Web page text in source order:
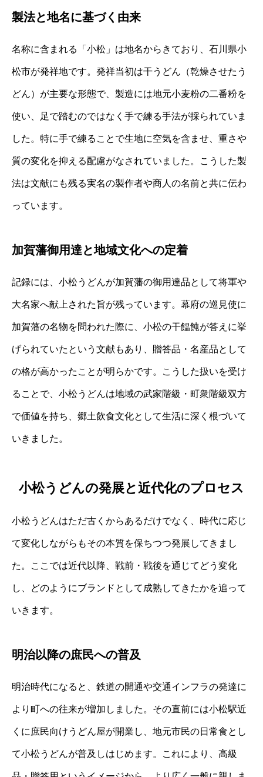
製法と地名に基づく由来
名称に含まれる「小松」は地名からきており、石川県小
松市が発祥地です。発祥当初は干うどん（乾燥させたう
どん）が主要な形態で、製造には地元小麦粉の二番粉を
使い、足で踏むのではなく手で練る手法が採られていま
した。特に手で練ることで生地に空気を含ませ、重さや
質の変化を抑える配慮がなされていました。こうした製
法は文献にも残る実名の製作者や商人の名前と共に伝わ
っています。
加賀藩御用達と地域文化への定着
記録には、小松うどんが加賀藩の御用達品として将軍や
大名家へ献上された旨が残っています。幕府の巡見使に
加賀藩の名物を問われた際に、小松の干饂飩が答えに挙
げられていたという文献もあり、贈答品・名産品として
の格が高かったことが明らかです。こうした扱いを受け
ることで、小松うどんは地域の武家階級・町衆階級双方
で価値を持ち、郷土飲食文化として生活に深く根づいて
いきました。
小松うどんの発展と近代化のプロセス
小松うどんはただ古くからあるだけでなく、時代に応じ
て変化しながらもその本質を保ちつつ発展してきまし
た。ここでは近代以降、戦前・戦後を通じてどう変化
し、どのようにブランドとして成熟してきたかを追って
いきます。
明治以降の庶民への普及
明治時代になると、鉄道の開通や交通インフラの発達に
より町への往来が増加しました。その直前には小松駅近
くに庶民向けうどん屋が開業し、地元市民の日常食とし
て小松うどんが普及しはじめます。これにより、高級